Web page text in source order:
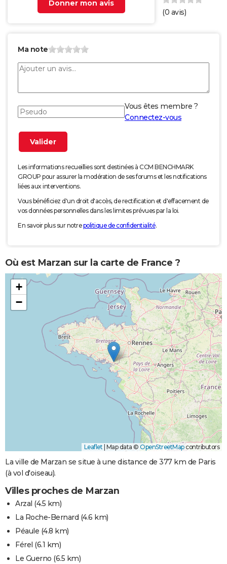
Donner mon avis
(0 avis)
Ma note
Vous êtes membre ?
Connectez-vous
Les informations recueillies sont destinées à CCM BENCHMARK
GROUP pour assurer la modération de ses forums et les notifications
liées aux interventions.
Vous bénéficiez d'un droit d'accès, de rectification et d'effacement de
vos données personnelles dans les limites prévues par la loi.
En savoir plus sur notrepolitique de confidentialité.
Où est Marzan sur la carte de France ?
+
−
Leaflet Map data © OpenStreetMapcontributors
La ville de Marzan se situe à une distance de 377 km de Paris
(à vol d'oiseau).
Villes proches de Marzan
Arzal (4.5 km)
La Roche-Bernard (4.6 km)
Péaule (4.8 km)
Férel (6.1 km)
Le Guerno (6.5 km)